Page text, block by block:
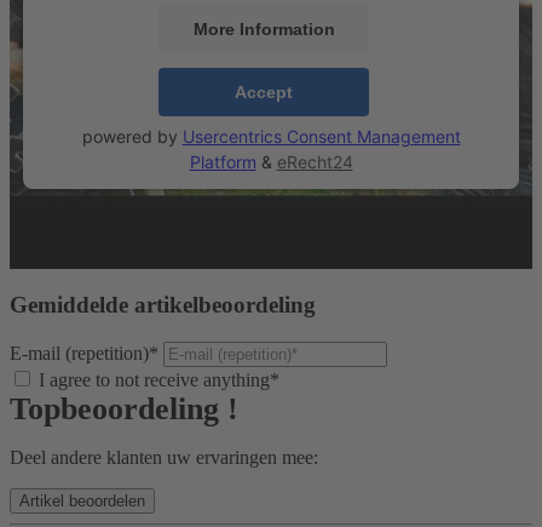
More Information
Accept
powered by Usercentrics Consent Management
Platform & eRecht24
Gemiddelde artikelbeoordeling
E-mail (repetition)*
I agree to not receive anything*
Topbeoordeling !
Deel andere klanten uw ervaringen mee: